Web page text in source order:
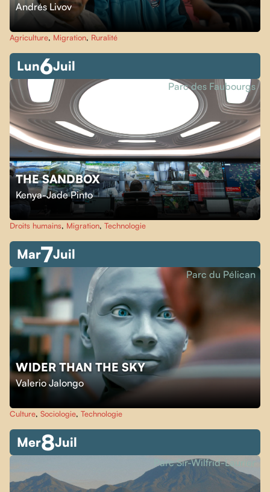
Andrés Livov
Agriculture, Migration, Ruralité
Lun6Juil
THE SANDBOX
Kenya-Jade Pinto
Parc des Faubourgs
Droits humains, Migration, Technologie
Mar7Juil
WIDER THAN THE SKY
Valerio Jalongo
Parc du Pélican
Culture, Sociologie, Technologie
Mer8Juil
Parc Sir-Wilfrid-Laurier